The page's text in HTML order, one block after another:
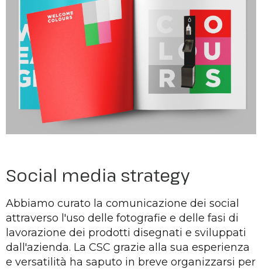
Social media strategy
Abbiamo curato la comunicazione dei social
attraverso l'uso delle fotografie e delle fasi di
lavorazione dei prodotti disegnati e sviluppati
dall'azienda. La CSC grazie alla sua esperienza
e versatilità ha saputo in breve organizzarsi per